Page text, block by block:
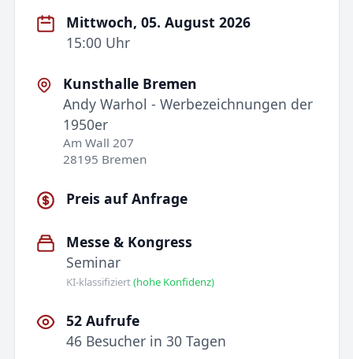
Mittwoch, 05. August 2026
15:00 Uhr
Kunsthalle Bremen
Andy Warhol - Werbezeichnungen der
1950er
Am Wall 207
28195 Bremen
Preis auf Anfrage
Messe & Kongress
Seminar
KI-klassifiziert(hohe Konfidenz)
52 Aufrufe
46 Besucher in 30 Tagen